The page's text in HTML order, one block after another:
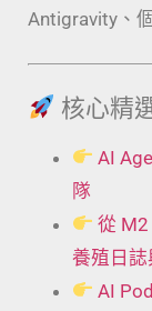
Antigravity、
核心精
AI
隊
從
養殖日
AI